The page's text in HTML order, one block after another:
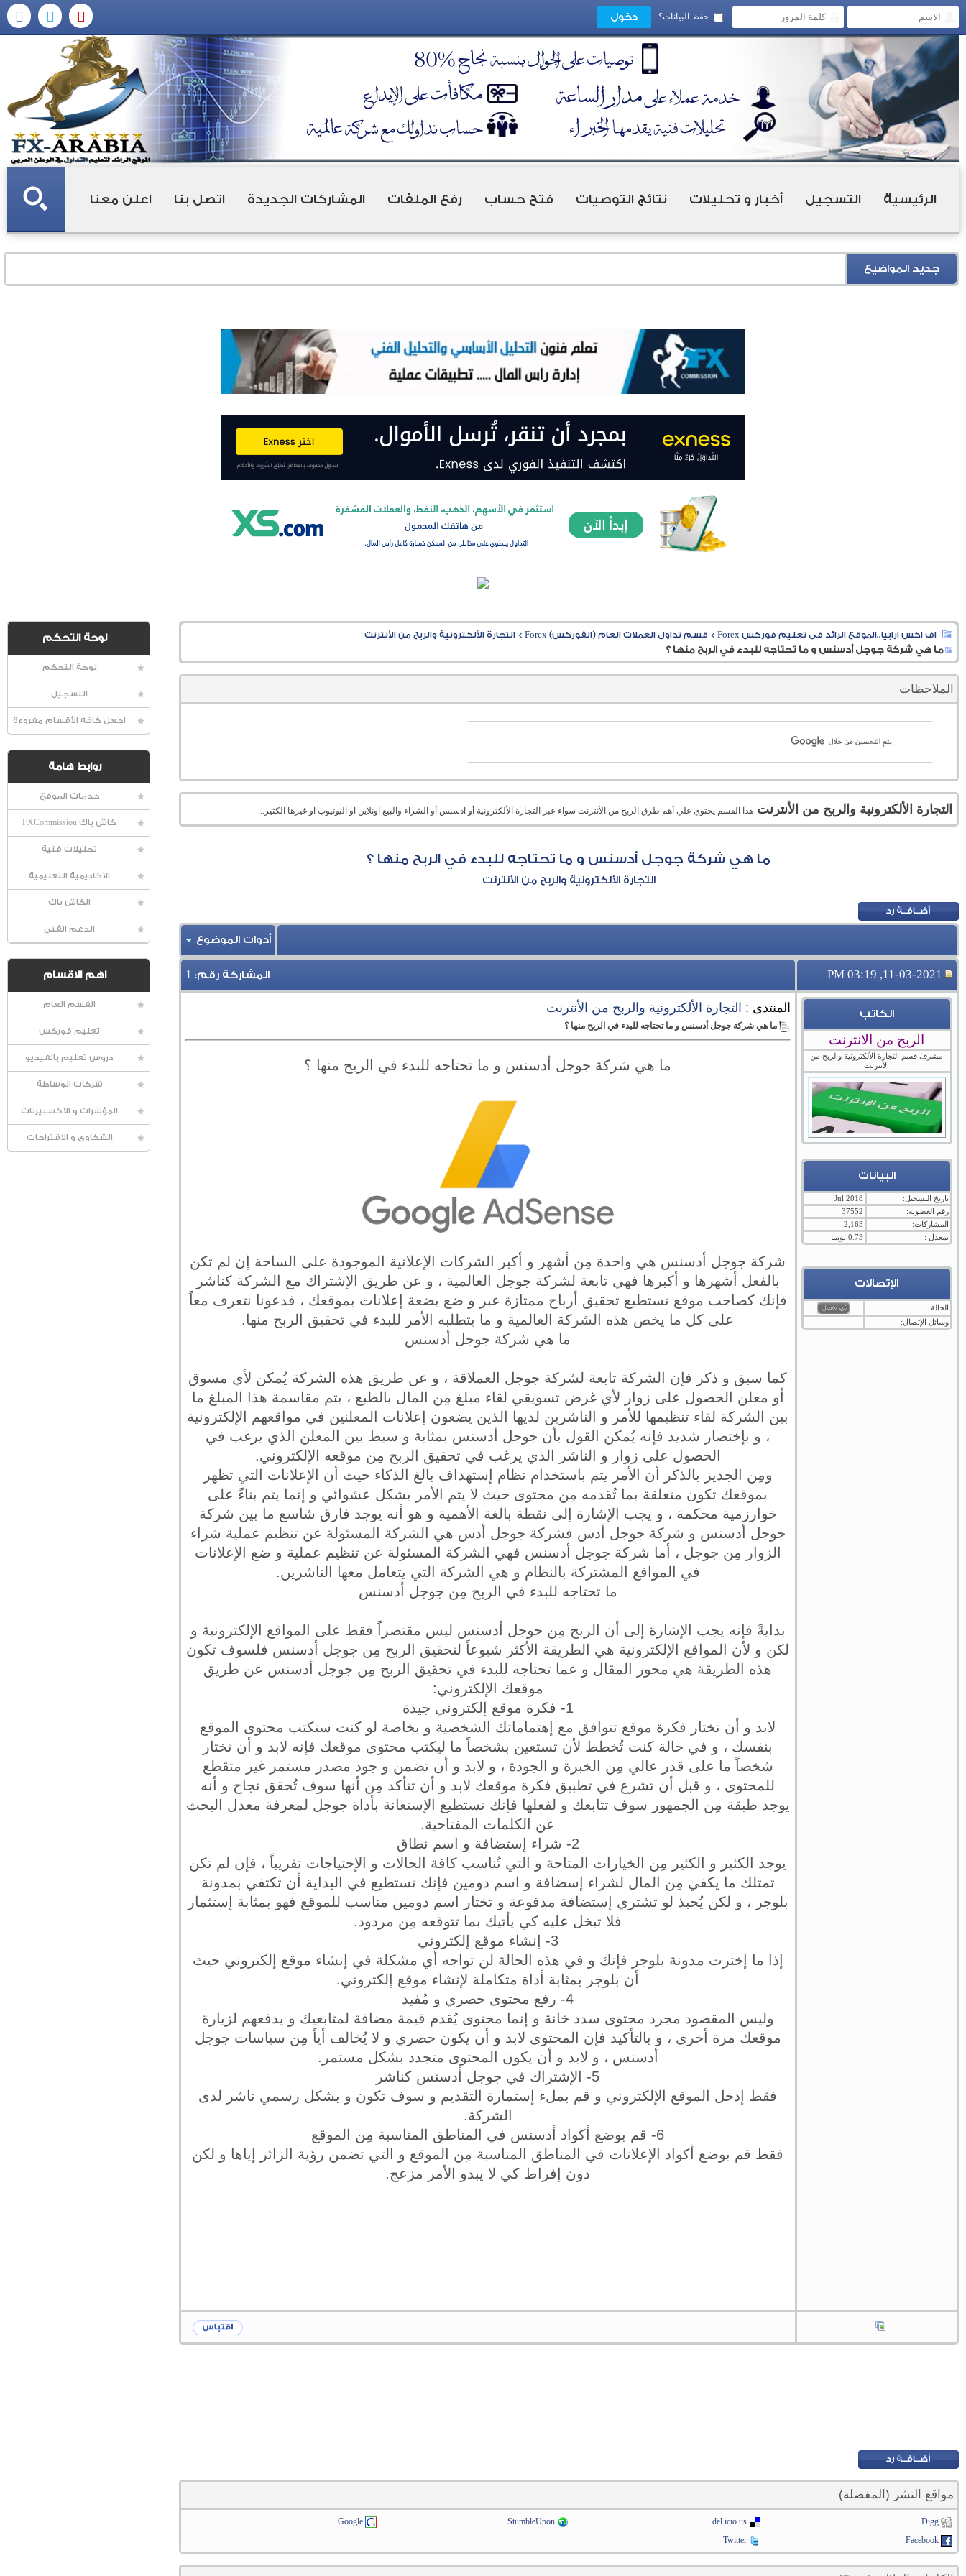
حفظ البيانات؟
الرئيسية التسجيل أخبار و تحليلات نتائج التوصيات فتح حساب رفع الملفات المشاركات الجديدة اتصل بنا اعلن معنا
جديد المواضيع
لوحة التحكم
لوحة التحكم
التسجيل
اجعل كافة الأقسام مقروءة
روابط هامة
خدمات الموقع
كاش باك FXCommission
تحليلات فنية
الأكاديمية التعليمية
الكاش باك
الدعم الفنى
اهم الاقسام
القسم العام
تعليم فوركس
دروس تعليم بالفيديو
شركات الوساطة
المؤشرات و الاكسبيرتات
الشكاوى و الاقتراحات
اف اكس ارابيا..الموقع الرائد فى تعليم فوركس Forex > قسم تداول العملات العام (الفوركس) Forex >التجارة الألكترونية والربح من الأنترنت
ما هي شركة جوجل أدسنس و ما تحتاجه للبدء في الربح منها ؟
الملاحظات
التجارة الألكترونية والربح من الأنترنت هذا القسم يحتوي علي أهم طرق الربح من الأنترنت سواء عبر التجارة الألكترونية أو ادسنس أو الشراء والبيع اونلاين او اليوتيوب او غيرها الكثير..
ما هي شركة جوجل أدسنس و ما تحتاجه للبدء في الربح منها ؟
التجارة الألكترونية والربح من الأنترنت
أدوات الموضوع
11-03-2021, 03:19 PM المشاركة رقم: 1
الكاتب
الربح من الانترنت
مشرف قسم التجارة الألكترونية والربح من
الأنترنت
البيانات
تاريخ التسجيل:
Jul 2018
رقم العضوية:
37552
المشاركات:
2,163
بمعدل :
0.73 يوميا
الإتصالات
الحالة:
وسائل الإتصال:
المنتدى : التجارة الألكترونية والربح من الأنترنت
ما هي شركة جوجل أدسنس و ما تحتاجه للبدء في الربح منها ؟
ما هي شركة جوجل أدسنس و ما تحتاجه للبدء في الربح منها ؟
شركة جوجل أدسنس هي واحدة مِن أشهر و أكبر الشركات الإعلانية الموجودة على الساحة إن لم تكن
بالفعل أشهرها و أكبرها فهي تابعة لشركة جوجل العالمية ، و عن طريق الإشتراك مع الشركة كناشر
فإنك كصاحب موقع تستطيع تحقيق أرباح ممتازة عبر و ضع بضعة إعلانات بموقعك ، فدعونا نتعرف معاً
على كل ما يخص هذه الشركة العالمية و ما يتطلبه الأمر للبدء في تحقيق الربح منها.
ما هي شركة جوجل أدسنس
كما سبق و ذكر فإن الشركة تابعة لشركة جوجل العملاقة ، و عن طريق هذه الشركة يُمكن لأي مسوق
أو معلن الحصول على زوار لأي غرض تسويقي لقاء مبلغ مِن المال بالطبع ، يتم مقاسمة هذا المبلغ ما
بين الشركة لقاء تنظيمها للأمر و الناشرين لديها الذين يضعون إعلانات المعلنين في مواقعهم الإلكترونية
، و بإختصار شديد فإنه يُمكن القول بأن جوجل أدسنس بمثابة و سيط بين المعلن الذي يرغب في
الحصول على زوار و الناشر الذي يرغب في تحقيق الربح مِن موقعه الإلكتروني.
ومِن الجدير بالذكر أن الأمر يتم باستخدام نظام إستهداف بالغ الذكاء حيث أن الإعلانات التي تظهر
بموقعك تكون متعلقة بما تُقدمه مِن محتوى حيث لا يتم الأمر بشكل عشوائي و إنما يتم بناءً على
خوارزمية محكمة ، و يجب الإشارة إلى نقطة بالغة الأهمية و هو أنه يوجد فارق شاسع ما بين شركة
جوجل أدسنس و شركة جوجل أدس فشركة جوجل أدس هي الشركة المسئولة عن تنظيم عملية شراء
الزوار مِن جوجل ، أما شركة جوجل أدسنس فهي الشركة المسئولة عن تنظيم عملية و ضع الإعلانات
في المواقع المشتركة بالنظام و هي الشركة التي يتعامل معها الناشرين.
ما تحتاجه للبدء في الربح مِن جوجل أدسنس
بدايةً فإنه يجب الإشارة إلى أن الربح مِن جوجل أدسنس ليس مقتصراً فقط على المواقع الإلكترونية و
لكن و لأن المواقع الإلكترونية هي الطريقة الأكثر شيوعاً لتحقيق الربح مِن جوجل أدسنس فلسوف تكون
هذه الطريقة هي محور المقال و عما تحتاجه للبدء في تحقيق الربح مِن جوجل أدسنس عن طريق
موقعك الإلكتروني:
1- فكرة موقع إلكتروني جيدة
لابد و أن تختار فكرة موقع تتوافق مع إهتماماتك الشخصية و بخاصة لو كنت ستكتب محتوى الموقع
بنفسك ، و في حالة كنت تُخطط لأن تستعين بشخصاً ما ليكتب محتوى موقعك فإنه لابد و أن تختار
شخصاً ما على قدر عالي مِن الخبرة و الجودة ، و لابد و أن تضمن و جود مصدر مستمر غير متقطع
للمحتوى ، و قبل أن تشرع في تطبيق فكرة موقعك لابد و أن تتأكد مِن أنها سوف تُحقق نجاح و أنه
يوجد طبقة مِن الجمهور سوف تتابعك و لفعلها فإنك تستطيع الإستعانة بأداة جوجل لمعرفة معدل البحث
عن الكلمات المفتاحية.
2- شراء إستضافة و اسم نطاق
يوجد الكثير و الكثير مِن الخيارات المتاحة و التي تُناسب كافة الحالات و الإحتياجات تقريباً ، فإن لم تكن
تمتلك ما يكفي مِن المال لشراء إسضافة و اسم دومين فإنك تستطيع في البداية أن تكتفي بمدونة
بلوجر ، و لكن يُحبذ لو تشتري إستضافة مدفوعة و تختار اسم دومين مناسب للموقع فهو بمثابة إستثمار
فلا تبخل عليه كي يأتيك بما تتوقعه مِن مردود.
3- إنشاء موقع إلكتروني
إذا ما إخترت مدونة بلوجر فإنك و في هذه الحالة لن تواجه أي مشكلة في إنشاء موقع إلكتروني حيث
أن بلوجر بمثابة أداة متكاملة لإنشاء موقع إلكتروني.
4- رفع محتوى حصري و مُفيد
وليس المقصود مجرد محتوى سدد خانة و إنما محتوى يُقدم قيمة مضافة لمتابعيك و يدفعهم لزيارة
موقعك مرة أخرى ، و بالتأكيد فإن المحتوى لابد و أن يكون حصري و لا يُخالف أياً مِن سياسات جوجل
أدسنس ، و لابد و أن يكون المحتوى متجدد بشكل مستمر.
5- الإشتراك في جوجل أدسنس كناشر
فقط إدخل الموقع الإلكتروني و قم بملء إستمارة التقديم و سوف تكون و بشكل رسمي ناشر لدى
الشركة.
6- قم بوضع أكواد أدسنس في المناطق المناسبة مِن الموقع
فقط قم بوضع أكواد الإعلانات في المناطق المناسبة مِن الموقع و التي تضمن رؤية الزائر إياها و لكن
دون إفراط كي لا يبدو الأمر مزعج.
مواقع النشر (المفضلة)
Digg
del.icio.us
StumbleUpon
Google
Facebook
Twitter